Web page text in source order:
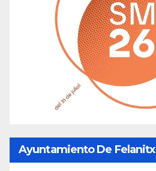
Ayuntamiento De Felanitx